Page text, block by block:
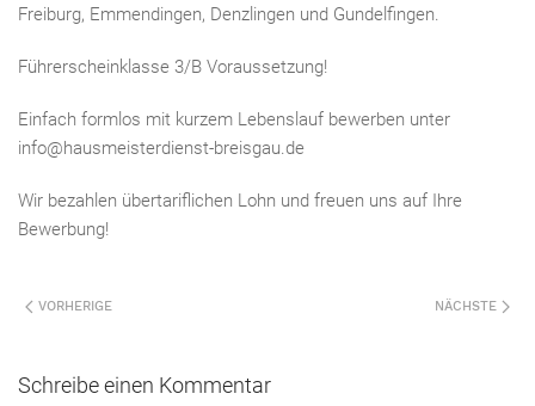
Freiburg, Emmendingen, Denzlingen und Gundelfingen.
Führerscheinklasse 3/B Voraussetzung!
Einfach formlos mit kurzem Lebenslauf bewerben unter
info@hausmeisterdienst-breisgau.de
Wir bezahlen übertariflichen Lohn und freuen uns auf Ihre
Bewerbung!
VORHERIGE NÄCHSTE
Schreibe einen Kommentar